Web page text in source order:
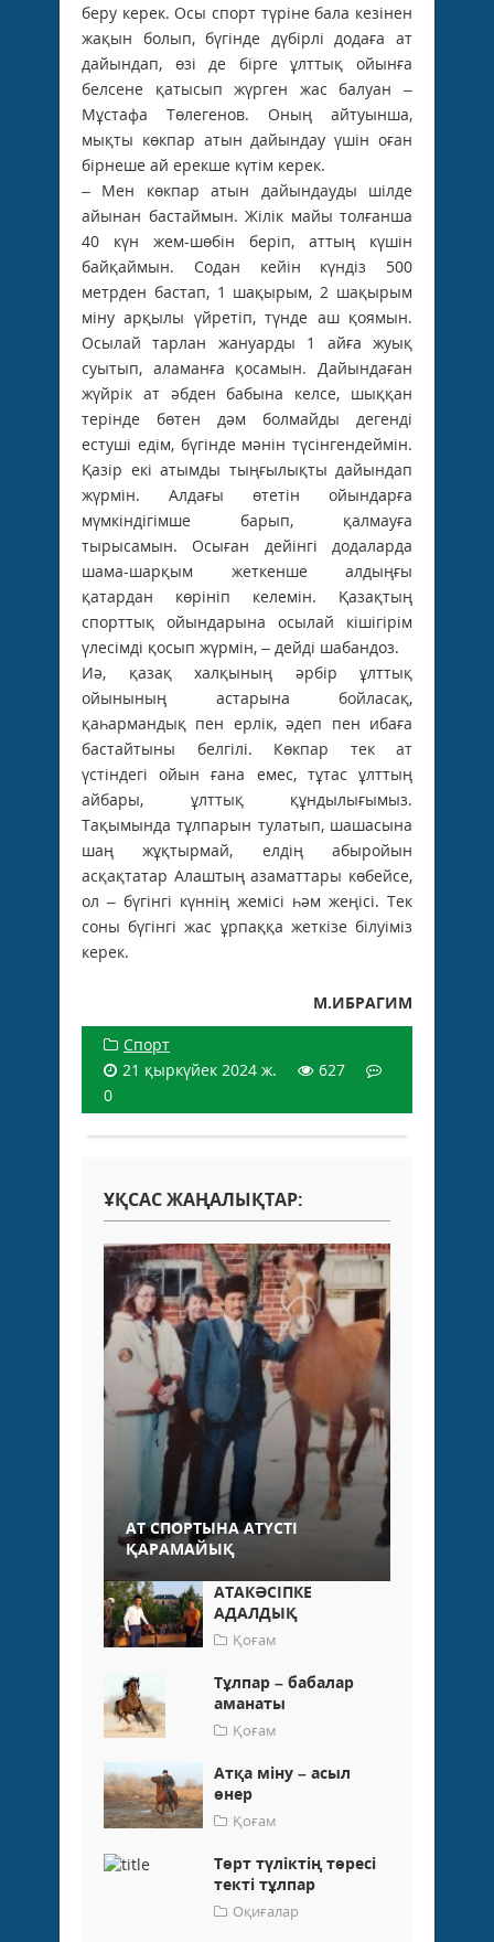
беру керек. Осы спорт түріне бала кезінен
жақын болып, бүгінде дүбірлі додаға ат
дайындап, өзі де бірге ұлттық ойынға
белсене қатысып жүрген жас балуан –
Мұстафа Төлегенов. Оның айтуынша,
мықты көкпар атын дайындау үшін оған
бірнеше ай ерекше күтім керек.
– Мен көкпар атын дайындауды шілде
айынан бастаймын. Жілік майы толғанша
40 күн жем-шөбін беріп, аттың күшін
байқаймын. Содан кейін күндіз 500
метрден бастап, 1 шақырым, 2 шақырым
міну арқылы үйретіп, түнде аш қоямын.
Осылай тарлан жануарды 1 айға жуық
суытып, аламанға қосамын. Дайындаған
жүйрік ат әбден бабына келсе, шыққан
терінде бөтен дәм болмайды дегенді
естуші едім, бүгінде мәнін түсінгендеймін.
Қазір екі атымды тыңғылықты дайындап
жүрмін. Алдағы өтетін ойындарға
мүмкіндігімше барып, қалмауға
тырысамын. Осыған дейінгі додаларда
шама-шарқым жеткенше алдыңғы
қатардан көрініп келемін. Қазақтың
спорттық ойындарына осылай кішігірім
үлесімді қосып жүрмін, – дейді шабандоз.
Иә, қазақ халқының әрбір ұлттық
ойынының астарына бойласақ,
қаһармандық пен ерлік, әдеп пен ибаға
бастайтыны белгілі. Көкпар тек ат
үстіндегі ойын ғана емес, тұтас ұлттың
айбары, ұлттық құндылығымыз.
Тақымында тұлпарын тулатып, шашасына
шаң жұқтырмай, елдің абыройын
асқақтатар Алаштың азаматтары көбейсе,
ол – бүгінгі күннің жемісі һәм жеңісі. Тек
соны бүгінгі жас ұрпаққа жеткізе білуіміз
керек.
М.ИБРАГИМ
Спорт
21 қыркүйек 2024 ж.
627
0
ҰҚСАС ЖАҢАЛЫҚТАР:
АТ СПОРТЫНА АТҮСТІ
ҚАРАМАЙЫҚ
АТАКӘСІПКЕ
АДАЛДЫҚ
Қоғам
Тұлпар – бабалар
аманаты
Қоғам
Атқа міну – асыл
өнер
Қоғам
Төрт түліктің төресі
текті тұлпар
Оқиғалар